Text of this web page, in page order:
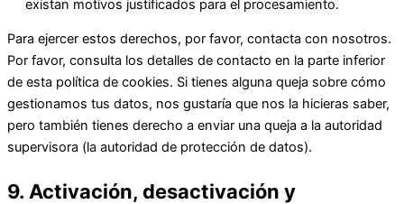
existan motivos justificados para el procesamiento.
Para ejercer estos derechos, por favor, contacta con nosotros.
Por favor, consulta los detalles de contacto en la parte inferior
de esta política de cookies. Si tienes alguna queja sobre cómo
gestionamos tus datos, nos gustaría que nos la hicieras saber,
pero también tienes derecho a enviar una queja a la autoridad
supervisora (la autoridad de protección de datos).
9. Activación, desactivación y